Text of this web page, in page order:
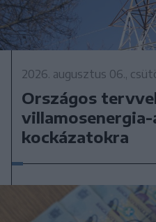
2026. augusztus 06.,
Országos
kockázatokra